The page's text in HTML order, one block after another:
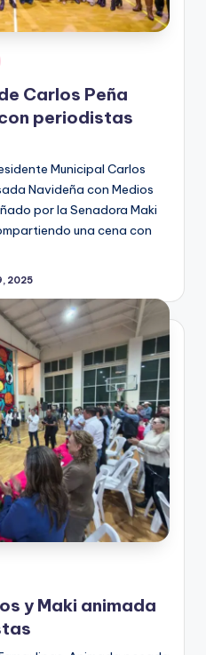
Carlos Peña
periodistas
Municipal Carlos
Navideña con Medios
por la Senadora Maki
una cena con
2025
y Maki animada